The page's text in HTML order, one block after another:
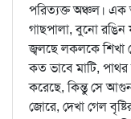
পরিত্যক্ত অঞ্চল। এক
গাছপালা, বুনো
জ্বলছে লকলকে শিখা
কত ভাবে মাটি, পাথর
করেছে, কিন্তু সে
জোরে, দেখা গেল